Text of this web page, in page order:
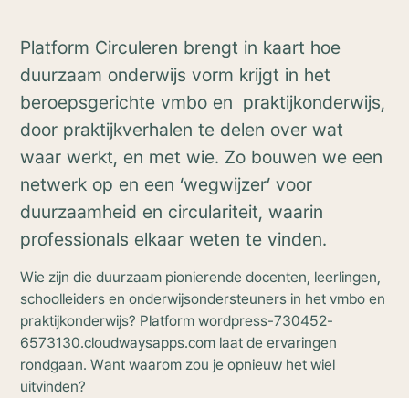
Platform Circuleren brengt in kaart hoe
duurzaam onderwijs vorm krijgt in het
beroepsgerichte vmbo en praktijkonderwijs,
door praktijkverhalen te delen over wat
waar werkt, en met wie. Zo bouwen we een
netwerk op en een ‘wegwijzer’ voor
duurzaamheid en circulariteit, waarin
professionals elkaar weten te vinden.
Wie zijn die duurzaam pionierende docenten, leerlingen,
schoolleiders en onderwijsondersteuners in het vmbo en
praktijkonderwijs? Platform wordpress-730452-
6573130.cloudwaysapps.com laat de ervaringen
rondgaan. Want waarom zou je opnieuw het wiel
uitvinden?